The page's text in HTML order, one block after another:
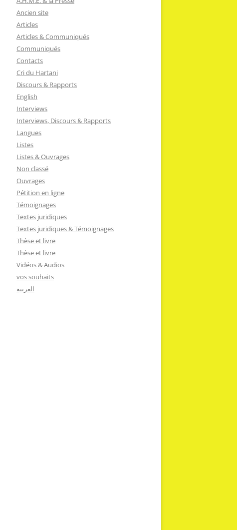
Ancien site
Articles
Articles & Communiqués
Communiqués
Contacts
Cri du Hartani
Discours & Rapports
English
Interviews
Interviews, Discours & Rapports
Langues
Listes
Listes & Ouvrages
Non classé
Ouvrages
Pétition en ligne
Témoignages
Textes juridiques
Textes juridiques & Témoignages
Thèse et livre
Thèse et livre
Vidéos & Audios
vos souhaits
العربية